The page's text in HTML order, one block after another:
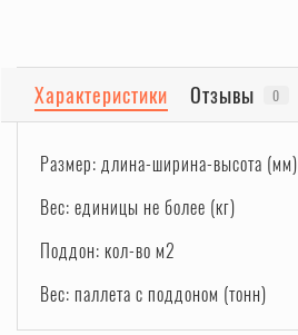
Характеристики Отзывы 0
Размер: длина-ширина-высота (мм)
Вес: единицы не более (кг)
Поддон: кол-во м2
Вес: паллета с поддоном (тонн)